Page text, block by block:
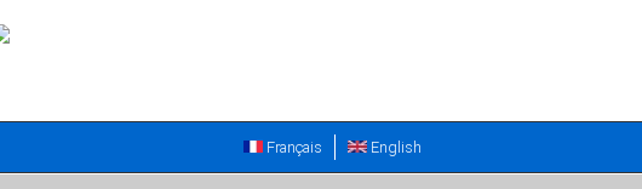
English
Français